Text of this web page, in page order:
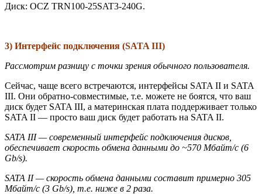
Диск: OCZ TRN100-25SAT3-240G.
3) Интерфейс подключения (SATA III)
Рассмотрим разницу с точки зрения обычного пользователя.
Сейчас, чаще всего встречаются, интерфейсы SATA II и SATA
III. Они обратно-совместимые, т.е. можете не боятся, что ваш
диск будет SATA III, а материнская плата поддерживает только
SATA II — просто ваш диск будет работать на SATA II.
SATA III — современный интерфейс подключения дисков,
обеспечивает скорость обмена данными до ~570 Мбайт/с (6
Gb/s).
SATA II — скорость обмена данными составит примерно 305
Мбайт/с (3 Gb/s), т.е. ниже в 2 раза.